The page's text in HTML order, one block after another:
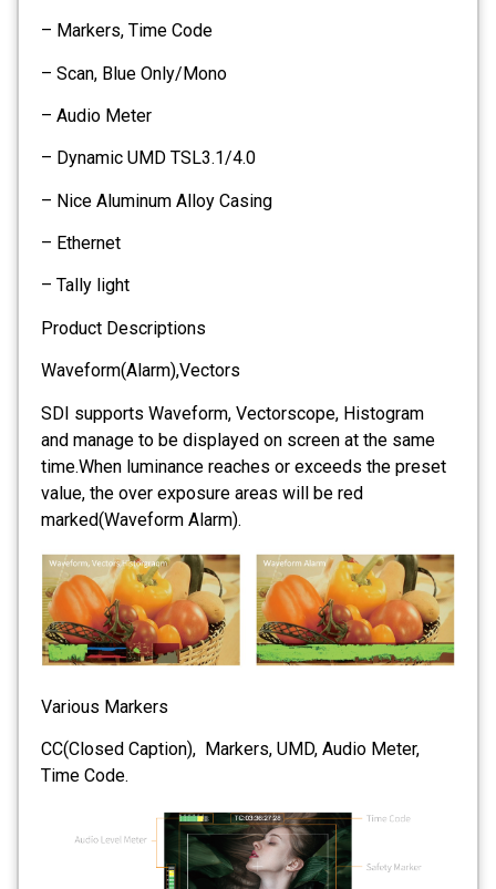
– Markers, Time Code
– Scan, Blue Only/Mono
– Audio Meter
– Dynamic UMD TSL3.1/4.0
– Nice Aluminum Alloy Casing
– Ethernet
– Tally light
Product Descriptions
Waveform(Alarm),Vectors
SDI supports Waveform, Vectorscope, Histogram
and manage to be displayed on screen at the same
time.When luminance reaches or exceeds the preset
value, the over exposure areas will be red
marked(Waveform Alarm).
Various Markers
CC(Closed Caption), Markers, UMD, Audio Meter,
Time Code.